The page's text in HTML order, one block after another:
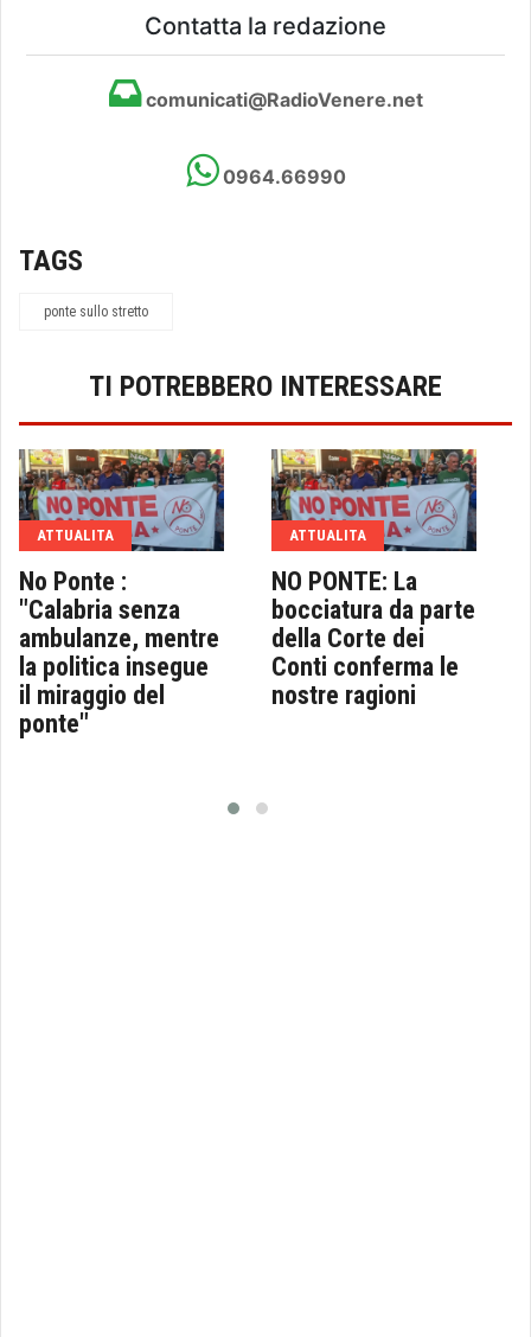
Contatta la redazione
comunicati@RadioVenere.net
0964.66990
TAGS
ponte sullo stretto
TI POTREBBERO INTERESSARE
ATTUALITA
No Ponte :
"Calabria senza
ambulanze, mentre
la politica insegue
il miraggio del
ponte"
ATTUALITA
NO PONTE: La
bocciatura da parte
della Corte dei
Conti conferma le
nostre ragioni